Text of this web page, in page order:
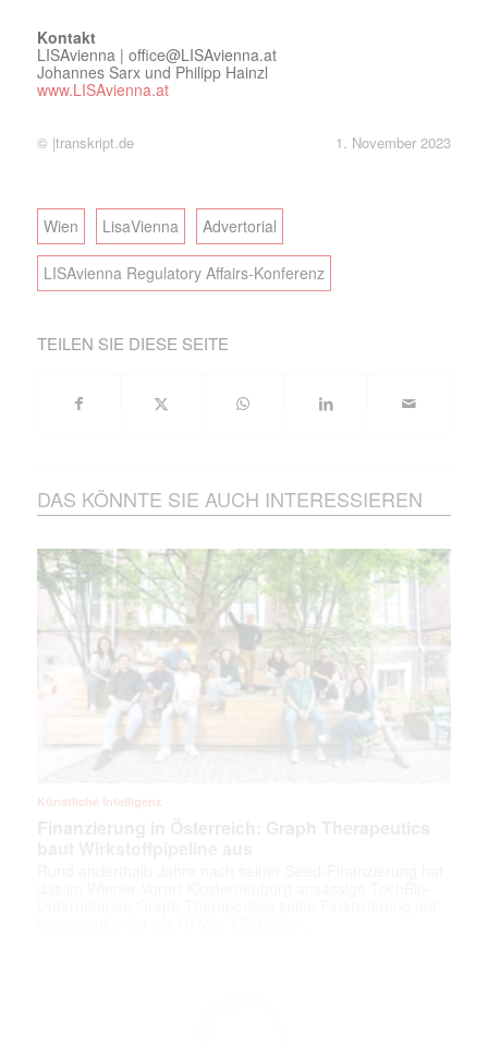
Kontakt
LISAvienna | office@LISAvienna.at
Johannes Sarx und Philipp Hainzl
www.LISAvienna.at
© |transkript.de 1. November 2023
Wien LisaVienna Advertorial
LISAvienna Regulatory Affairs-Konferenz
TEILEN SIE DIESE SEITE
DAS KÖNNTE SIE AUCH INTERESSIEREN
Künstliche Intelligenz